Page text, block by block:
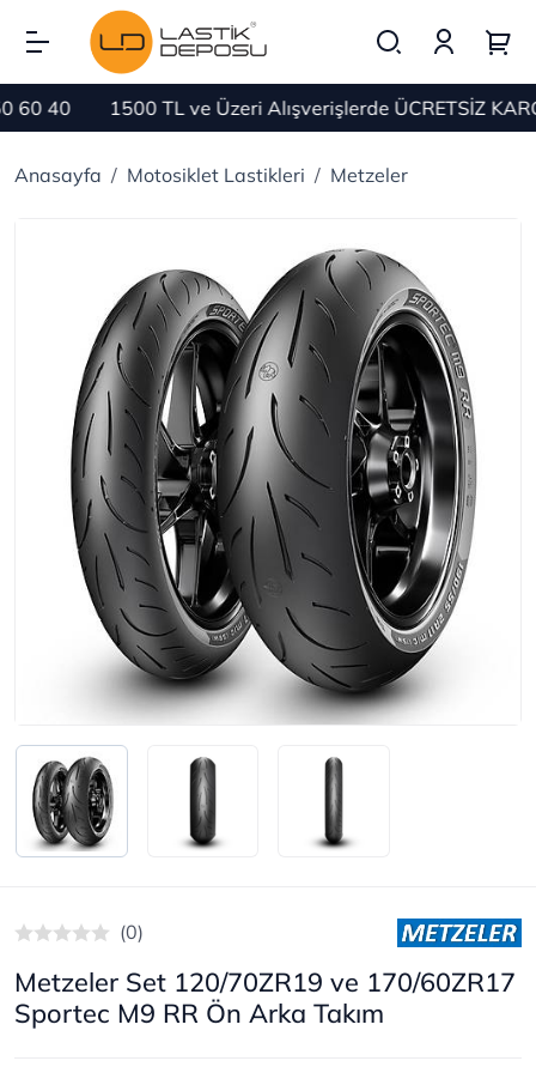
40 1500 TL ve Üzeri Alışverişlerde ÜCRETSİZ KARGO
Anasayfa Motosiklet Lastikleri Metzeler
(0)
Metzeler Set 120/70ZR19 ve 170/60ZR17
Sportec M9 RR Ön Arka Takım